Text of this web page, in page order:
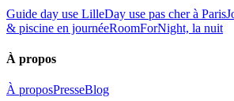
Guide day use LilleDay use pas cher à Paris
& piscine en journéeRoomForNight, la nuit
À propos
À proposPresseBlog